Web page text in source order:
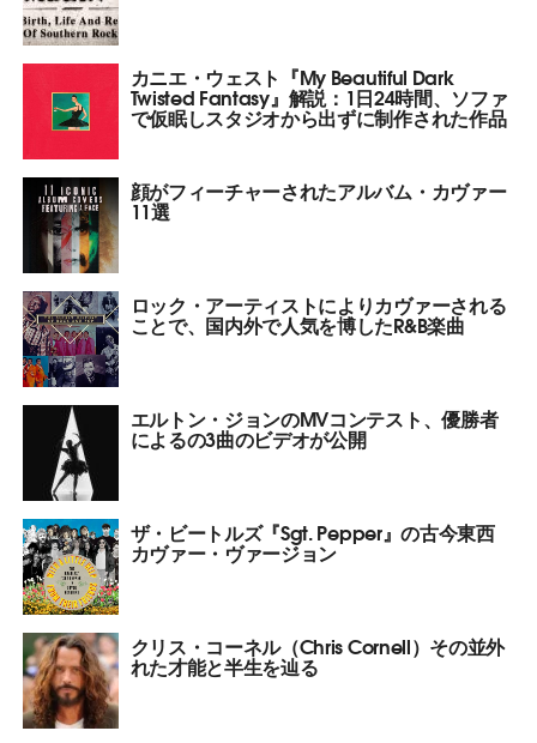
カニエ・ウェスト『My Beautiful Dark
Twisted Fantasy』解説：1日24時間、ソファ
で仮眠しスタジオから出ずに制作された作品
顔がフィーチャーされたアルバム・カヴァー
11選
ロック・アーティストによりカヴァーされる
ことで、国内外で人気を博したR&B楽曲
エルトン・ジョンのMVコンテスト、優勝者
によるの3曲のビデオが公開
ザ・ビートルズ『Sgt. Pepper』の古今東西
カヴァー・ヴァージョン
クリス・コーネル（Chris Cornell）その並外
れた才能と半生を辿る